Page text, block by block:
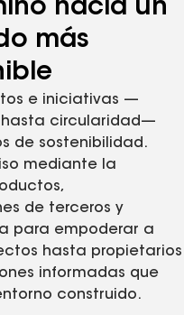
hacia un
más
e iniciativas —
circularidad—
de sostenibilidad.
mediante la
de terceros y
para empoderar a
hasta propietarios
informadas que
construido.